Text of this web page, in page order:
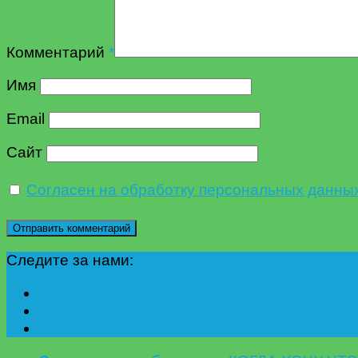
Комментарий *
Имя
Email
Сайт
Согласен на обработку персональных
Следите за нами: